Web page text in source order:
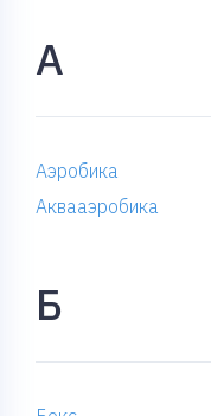
А
Аэробика
Аквааэробика
Б